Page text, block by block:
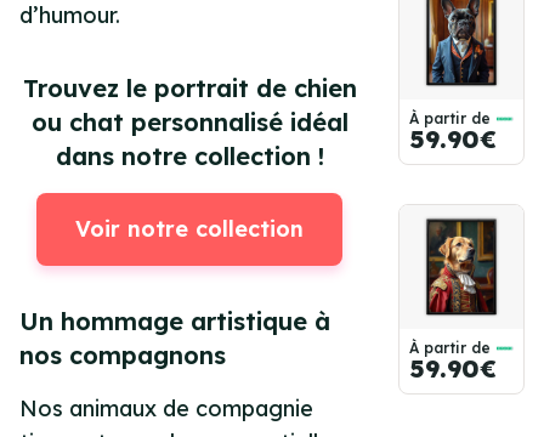
d’humour.
Trouvez le portrait de chien
ou chat personnalisé idéal
dans notre collection !
Voir notre collection
Un hommage artistique à
nos compagnons
Nos animaux de compagnie
À partir de
59.90€
À partir de
59.90€